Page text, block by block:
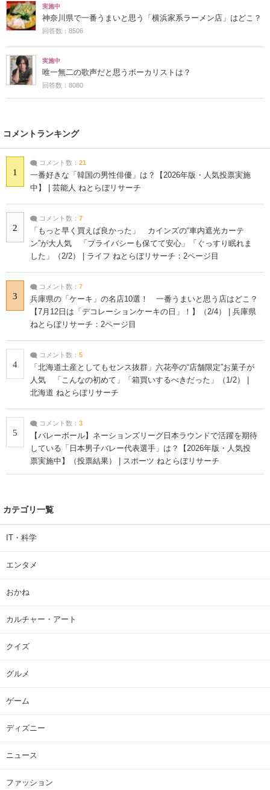
実施中
神奈川県で一番うまいと思う「横浜家系ラーメン店」はどこ？
回答数：8506
実施中
唯一無二の歌声だと思うボーカリストは？
回答数：8080
コメントランキング
1
コメント数： 21
一番好きな「韓国の男性俳優」は？【2026年版・人気投票実施
中】 | 芸能人 ねとらぼリサーチ
2
コメント数： 7
「もっと早く買えば良かった」 カインズの“車内遮光カーテ
ン”が大人気 「プライバシーも保てて安心」「ぐっすり眠れま
した」（2/2） | ライフ ねとらぼリサーチ：2ページ目
3
コメント数： 7
兵庫県の「ケーキ」の名店10選！ 一番うまいと思う店はどこ？
【7月12日は「デコレーションケーキの日」！】（2/4） | 兵庫県
ねとらぼリサーチ：2ページ目
4
コメント数： 5
「北海道土産としてもセンス抜群」六花亭の“店舗限定”お菓子が
人気 「こんなの初めて」「箱買いするべきだった」（1/2） |
北海道 ねとらぼリサーチ
5
コメント数： 3
【バレーボール】ネーションズリーグ日本ラウンドで活躍を期待
している「日本男子バレー代表選手」は？【2026年版・人気投
票実施中】（投票結果） | スポーツ ねとらぼリサーチ
カテゴリ一覧
IT・科学
エンタメ
おかね
カルチャー・アート
クイズ
グルメ
ゲーム
ディズニー
ニュース
ファッション